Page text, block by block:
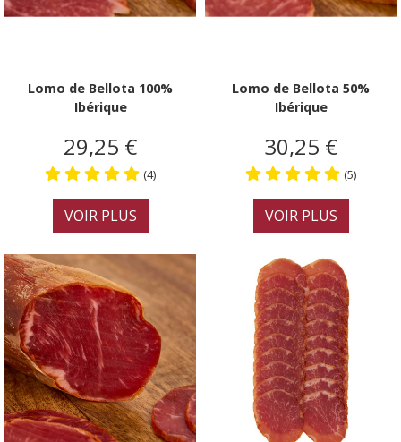
Lomo de Bellota 100%
Ibérique
29,25 €
(4)
VOIR PLUS
Lomo de Bellota 50%
Ibérique
30,25 €
(5)
VOIR PLUS